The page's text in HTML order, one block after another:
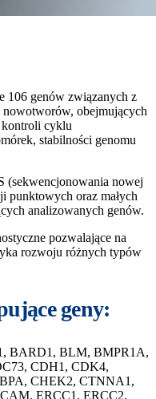
106 genów związanych z
obejmujących
kontroli cyklu
stabilności genomu
(sekwencjonowania nowej
punktowych oraz małych
analizowanych genów.
pozwalające na
rozwoju różnych typów
geny:
BARD1, BLM, BMPR1A,
CDH1, CDK4,
CHEK2, CTNNA1,
ERCC1, ERCC2,